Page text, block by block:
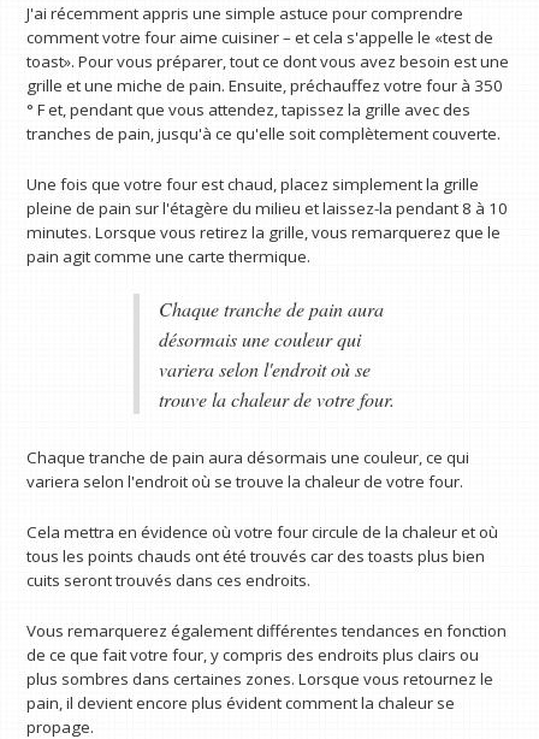
J'ai récemment appris une simple astuce pour comprendre
comment votre four aime cuisiner – et cela s'appelle le «test de
toast». Pour vous préparer, tout ce dont vous avez besoin est une
grille et une miche de pain. Ensuite, préchauffez votre four à 350
° F et, pendant que vous attendez, tapissez la grille avec des
tranches de pain, jusqu'à ce qu'elle soit complètement couverte.
Une fois que votre four est chaud, placez simplement la grille
pleine de pain sur l'étagère du milieu et laissez-la pendant 8 à 10
minutes. Lorsque vous retirez la grille, vous remarquerez que le
pain agit comme une carte thermique.
Chaque tranche de pain aura
désormais une couleur qui
variera selon l'endroit où se
trouve la chaleur de votre four.
Chaque tranche de pain aura désormais une couleur, ce qui
variera selon l'endroit où se trouve la chaleur de votre four.
Cela mettra en évidence où votre four circule de la chaleur et où
tous les points chauds ont été trouvés car des toasts plus bien
cuits seront trouvés dans ces endroits.
Vous remarquerez également différentes tendances en fonction
de ce que fait votre four, y compris des endroits plus clairs ou
plus sombres dans certaines zones. Lorsque vous retournez le
pain, il devient encore plus évident comment la chaleur se
propage.